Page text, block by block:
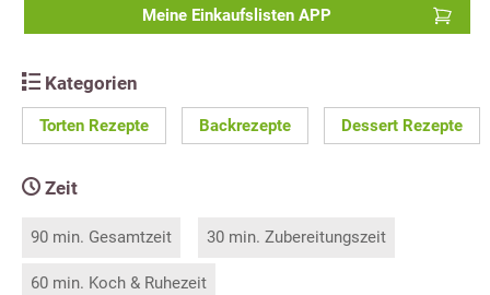
Meine Einkaufslisten APP
Kategorien
Torten Rezepte Backrezepte Dessert Rezepte
Zeit
90 min. Gesamtzeit 30 min. Zubereitungszeit
60 min. Koch & Ruhezeit